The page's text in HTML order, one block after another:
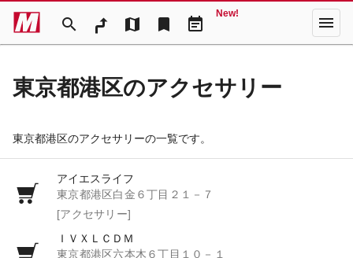
search map bookmark event_note
New! menu
東京都港区のアクセサリー
東京都港区のアクセサリーの一覧です。
アイエスライフ
東京都港区白金６丁目２１－７
[アクセサリー]
ＩＶＸＬＣＤＭ
東京都港区六本木６丁目１０－１